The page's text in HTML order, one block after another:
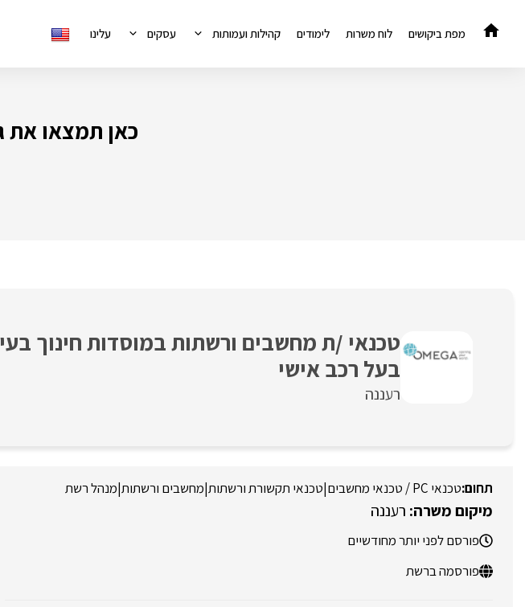
לתוכן
מפת ביקושים לוח משרות לימודים קהילות ועמותות עסקים עלינו
כאן תמצאו את
טכנאי /ת מחשבים ורשתות במוסדות חינוך
בעל רכב אישי
רעננה
טכנאי PC / טכנאי מחשבים |טכנאי תקשורת ורשתות|מחשבים ורשתות|מנהל רשת
רעננה
פורסם לפני יותר מחודשיים
פורסמה ברשת